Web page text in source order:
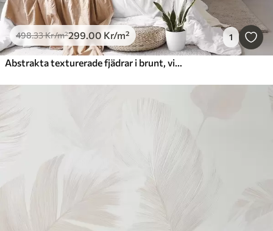
498.33Kr/m²299.00 Kr/m² 1
Abstrakta texturerade fjädrar i brunt, vitt och grått och olika nyanser, överlappande på en vit bakgrund